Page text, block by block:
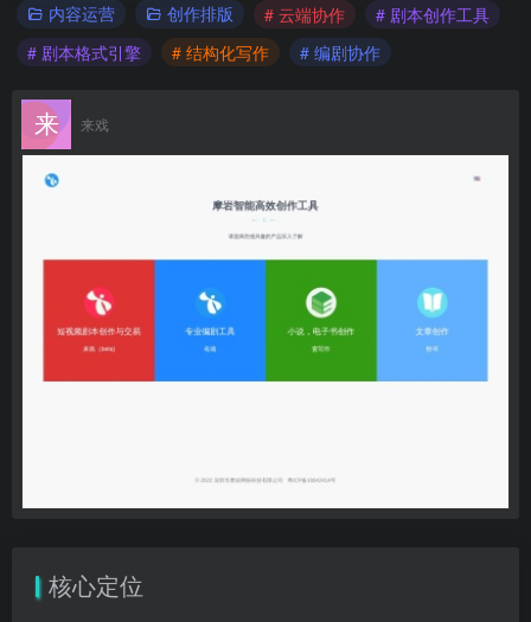
内容运营 创作排版 # 云端协作
# 剧本创作工具
# 剧本格式引擎
# 结构化写作 # 编剧协作
来戏
核心定位